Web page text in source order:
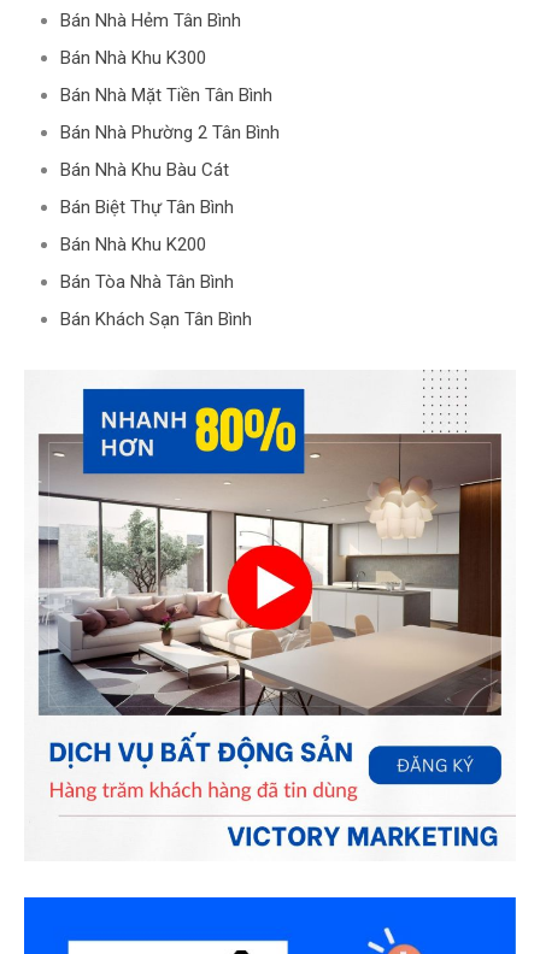
Bán Nhà Hẻm Tân Bình
Bán Nhà Khu K300
Bán Nhà Mặt Tiền Tân Bình
Bán Nhà Phường 2 Tân Bình
Bán Nhà Khu Bàu Cát
Bán Biệt Thự Tân Bình
Bán Nhà Khu K200
Bán Tòa Nhà Tân Bình
Bán Khách Sạn Tân Bình